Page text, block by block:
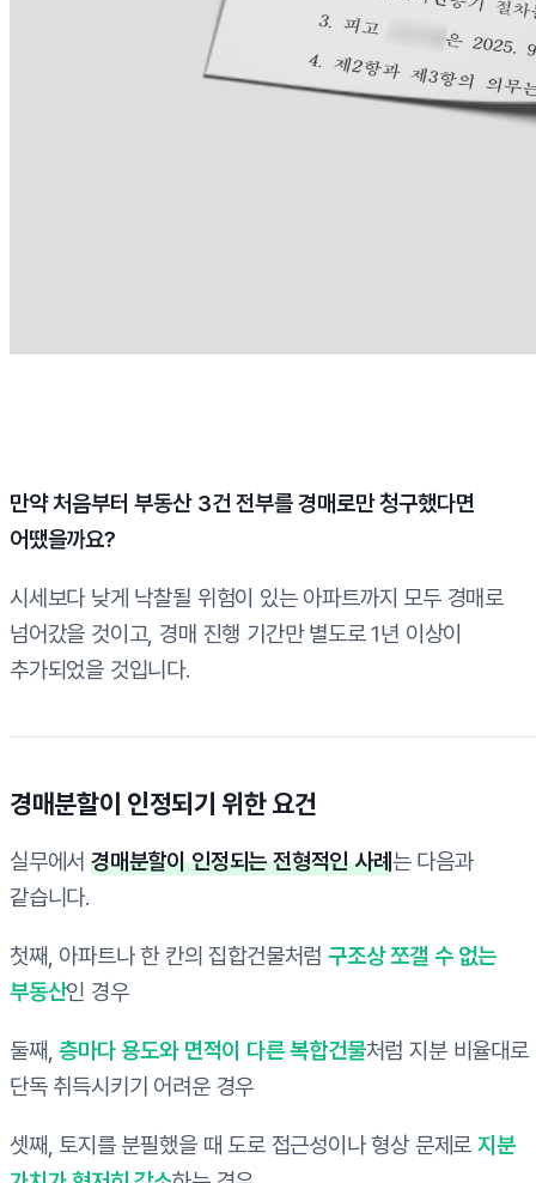
만약 처음부터 부동산 3건 전부를 경매로만 청구했다면
어땠을까요?
시세보다 낮게 낙찰될 위험이 있는 아파트까지 모두 경매로
넘어갔을 것이고, 경매 진행 기간만 별도로 1년 이상이
추가되었을 것입니다.
경매분할이 인정되기 위한 요건
실무에서경매분할이 인정되는 전형적인 사례는 다음과
같습니다.
첫째, 아파트나 한 칸의 집합건물처럼구조상 쪼갤 수 없는
부동산인 경우
둘째,층마다 용도와 면적이 다른 복합건물처럼 지분 비율대로
단독 취득시키기 어려운 경우
셋째, 토지를 분필했을 때 도로 접근성이나 형상 문제로지분